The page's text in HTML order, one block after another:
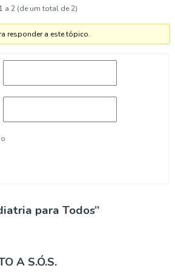
a 2 (de um total de 2)
responder a este tópico.
para Todos”
A S.Ó.S.